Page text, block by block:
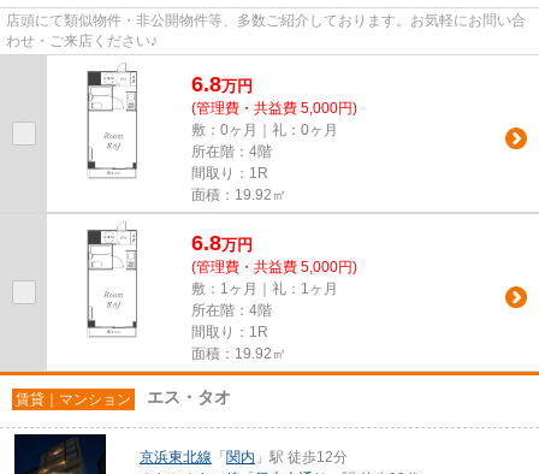
店頭にて類似物件・非公開物件等、多数ご紹介しております。お気軽にお問い合
わせ・ご来店ください♪
6.8万円
(管理費・共益費 5,000円)
敷：0ヶ月｜礼：0ヶ月
所在階：4階
間取り：1R
面積：19.92㎡
6.8万円
(管理費・共益費 5,000円)
敷：1ヶ月｜礼：1ヶ月
所在階：4階
間取り：1R
面積：19.92㎡
賃貸｜マンション エス・タオ
京浜東北線 「 関内 」駅 徒歩12分